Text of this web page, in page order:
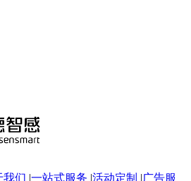
我们 |一站式服务 |活动定制 |广告服